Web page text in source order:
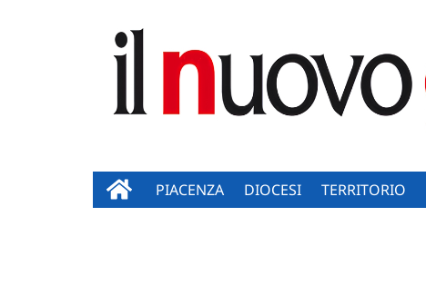
PIACENZA DIOCESI TERRITORIO